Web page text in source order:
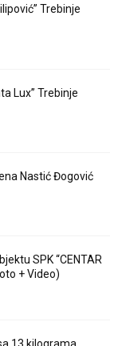
Trebinje
Lux” Trebinje
Nastić Đogović
SPK “CENTAR
+ Video)
13 kilograma